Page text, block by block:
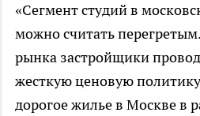
«Сегмент студий в
можно считать
рынка застройщики
жесткую ценовую
дорогое жилье в Москве в